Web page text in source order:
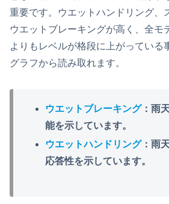
重要です。ウエットハンドリング、
ウエットブレーキングが高く、全モ
よりもレベルが格段に上がっている
グラフから読み取れます。
ウエットブレーキング：雨
能を示しています。
ウエットハンドリング：雨
応答性を示しています。